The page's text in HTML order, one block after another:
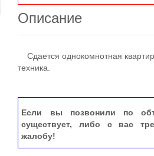
Описание
Сдается однокомнотная
техника.
Если вы позвонили по
существует, либо с вас
жалобу!